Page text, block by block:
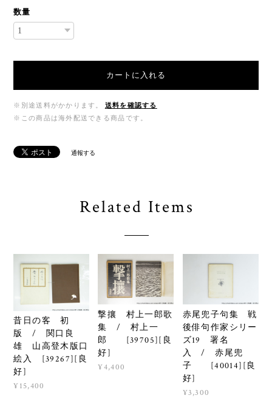
数量
カートに入れる
※別途送料がかかります。
送料を確認する
※この商品は海外配送できる商品です。
通報する
Related Items
昔日の客 初
版 / 関口良
雄 山高登木版口
絵入 [39267][良
好]
¥15,400
撃攘 村上一郎歌
集 / 村上一
郎 [39705][良
好]
¥4,400
赤尾兜子句集 戦
後俳句作家シリー
ズ19 署名
入 / 赤尾兜
子 [40014][良
好]
¥3,300